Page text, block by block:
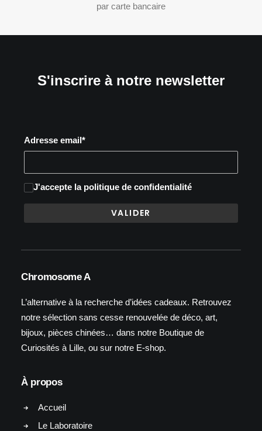
par carte bancaire
S'inscrire à notre newsletter
Adresse email*
J'accepte la politique de confidentialité
Chromosome A
L’alternative à la recherche d’idées cadeaux. Retrouvez
notre sélection sans cesse renouvelée de déco, art,
bijoux, pièces chinées… dans notre Boutique de
Curiosités à Lille, ou sur notre E-shop.
À propos
Accueil
Le Laboratoire